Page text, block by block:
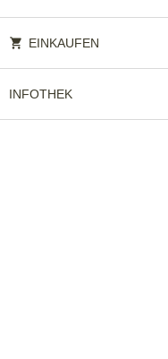
EINKAUFEN
INFOTHEK